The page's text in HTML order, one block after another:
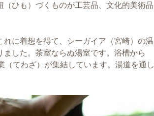
ひも）づくものが工芸品、文化的美術品
に着想を得て、シーガイア（宮崎）の温
した。茶室ならぬ湯室です。浴槽から
てわざ）が集結しています。湯道を通し